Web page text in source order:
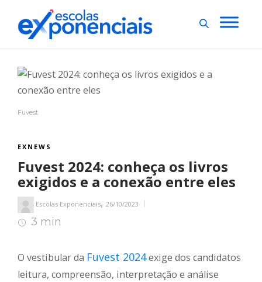
Fuvest
EXNEWS
Fuvest 2024: conheça os livros
exigidos e a conexão entre eles
Escolas Exponenciais, 26/10/2023
3 min
O vestibular da Fuvest 2024exige dos candidatos
leitura, compreensão, interpretação e análise